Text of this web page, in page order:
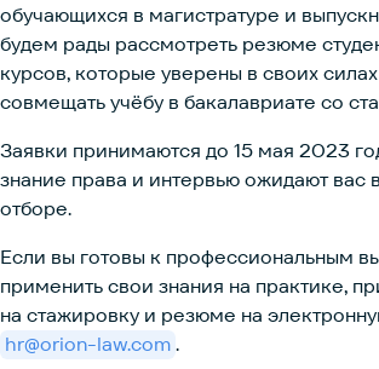
обучающихся в магистратуре и
будем рады рассмотреть резюме
курсов, которые уверены в своих
совмещать учёбу в бакалавриате со
Заявки принимаются до 15 мая 2023
знание права и интервью ожидают вас
отборе.
Если вы готовы к профессиональным
применить свои знания на практике,
на стажировку и резюме на
hr@orion-law.com.